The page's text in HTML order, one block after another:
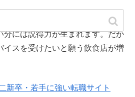
を取得しているなどということ
分には説得力が生まれます。だか
イスを受けたいと願う飲食店が増
新卒・若手に強い転職サイト